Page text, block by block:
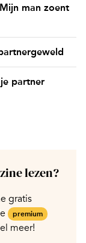
man zoent
partner
lezen?
gratis
premium
meer!